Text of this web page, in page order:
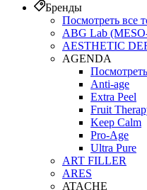
Бренды
Посмотреть все
ABG Lab
AESTHETIC
AGENDA
Anti-age
Extra Peel
Fruit
Keep Calm
Pro‑Age
Ultra Pure
ART FILLER
ARES
ATACHE